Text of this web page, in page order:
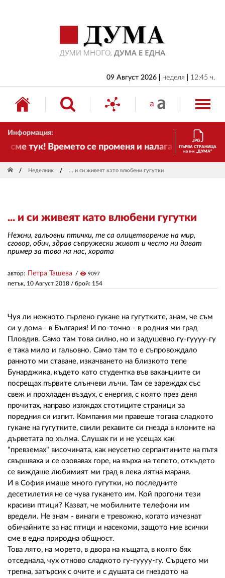
09 Август 2026 неделя 12:45 ч.
Информация:
тук! Времето се променя и налага
ПЪРВА СТРАНИЦА
на в-к „ДУМА“
Неделник ... и си живеят като влюбени гугутки
... и си живеят като влюбени гугутки
Нежни, гальовни птички, те са олицетворение на мир,
сговор, обич, здрав съпружески живот и често ни дават
пример за това на нас, хората
петък, 10 Август 2018 / брой: 154
автор: Петра Ташева visibility 9097
Чуя ли нежното гърлено гукане на гугутките, знам, че съм
си у дома - в България! И по-точно - в родния ми град
Пловдив. Само там това силно, но и задушевно гу-гуууу-гу
е така мило и гальовно. Само там то е съпровождало
ранното ми ставане, изкачването на близкото тепе
Бунарджика, където като студентка във ваканциите си
посрещах първите слънчеви лъчи. Там се зареждах със
свеж и прохладен въздух, с енергия, с която през деня
прочитах, направо изяждах стотиците страници за
поредния си изпит. Компания ми правеше тогава сладкото
гукане на гугутките, свили рехавите си гнезда в клоните на
дърветата по хълма. Слушах ги и не усещах как
"превземах" височината, как неусетно серпантините на пътя
свършваха и се озовавах горе, на върха на тепето, откъдето
се виждаше любимият ми град в лека лятна мараня.
И в София имаше много гугутки, но последните
десетилетия не се чува гукането им. Кой прогони тези
красиви птици? Казват, че мобилните телефони им
вредели. Не знам - винаги е тревожно, когато изчезнат
обичайните за нас птици и насекоми, защото ние всички
сме в една природна общност.
Това лято, на морето, в двора на къщата, в която бях
отседнала, чух отново сладкото гу-гуууу-гу. Сърцето ми
трепна, затърсих с очите и с душата си гнездото на
БЪЛГАРИЯ
ИКОНОМИКА
ИЗБОРИ
СВЯТ
ДРУГИ
ЗА НАС
АВТОРИ
РЕКЛАМА
АБОНАМЕНТ
УСЛОВИЯ ЗА ПОЛЗВАНЕ
ПОЛИТИКА ЗА БИСКВИТКИТЕ
ПОВЕРИТЕЛНОСТ
02 975 20 35